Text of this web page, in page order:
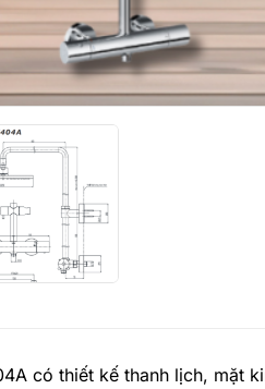
có thiết kế thanh lịch, mặt